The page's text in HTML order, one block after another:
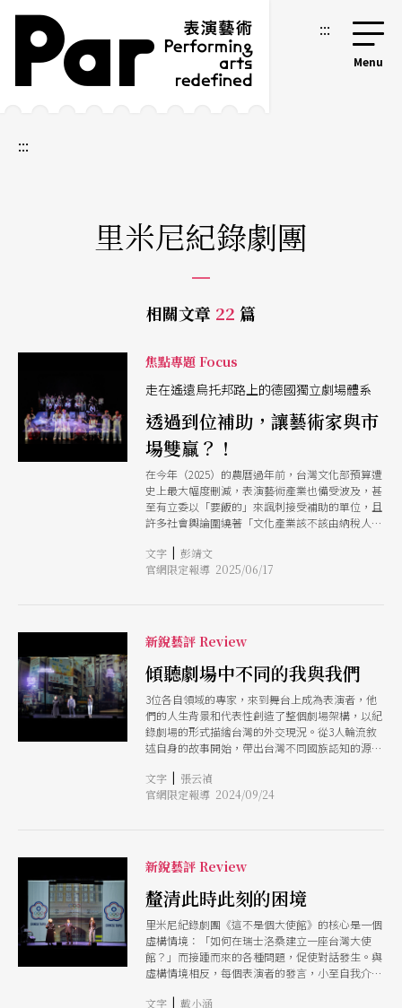
跳到主要內容區塊
網站導覽 :::
:::
里米尼紀錄劇團
相關文章 22 篇
焦點專題 Focus
走在遙遠烏托邦路上的德國獨立劇場體系
透過到位補助，讓藝術家與市
場雙贏？！
在今年（2025）的農曆過年前，台灣文化部預算遭
史上最大幅度刪減，表演藝術產業也備受波及，甚
至有立委以「要飯的」來諷刺接受補助的單位，且
許多社會輿論圍繞著「文化產業該不該由納稅人的
一個充滿烏托邦概念的他山之石，以供台灣讀者參
考。 如果說，這世界上存在一種烏托邦式的劇場
支出總額90%到100%的補助，包括所有人事薪
水。因此，在場館策展或劇團創作時，不需要以
「必須把票賣光才能生存」的不可承受之重壓在肩
上，而是去思考：在這個時刻、這樣的社會政治脈
絡下，什麼才是對一個人、一個體系、一個環境重
要的事情？如果有這樣一個烏托邦，那麼，劇團會
做出什麼樣的作品？場館會端出什麼樣的策展？沒
有商業壓力還會有競爭力嗎？ 上一段描述的種
劇場界（freie Szene）的真實情況。此文將介紹一
種以社會福利為出發點的獨立劇場體系，分析其中
文字 | 彭靖文
官網限定報導 2025/06/17
新銳藝評 Review
傾聽劇場中不同的我與我們
3位各自領域的專家，來到舞台上成為表演者，他
們的人生背景和代表性創造了整個劇場架構，以紀
錄劇場的形式描繪台灣的外交現況。從3人輪流敘
述自身的故事開始，帶出台灣不同國族認知的源起
設立一間大使館，觀看我們可以如何在困境與衝突
中探尋自身價值和共處方式。 由3位專家所帶出的
數位外交協會理事長郭家佑，成長於台灣意識開始
尋思的年代，透過非政府組織的力量推動外交；曾
在國外求學多年的音樂家王思雅，來自帶起台灣風
潮珍珠奶茶的商業世家，在台灣意識與推崇合作的
理念之間拉扯，是想要中華民國還是台灣，抑或是
尚未準備好走向任何一方？ 《這不是個大使館》
已在歐洲幾個城市巡迴，可以想像在台灣和台灣之
外演出時所承載的意義有很大的不同，但有一件事
文字 | 張云禎
官網限定報導 2024/09/24
新銳藝評 Review
釐清此時此刻的困境
里米尼紀錄劇團《這不是個大使館》的核心是一個
虛構情境：「如何在瑞士洛桑建立一座台灣大使
館？」而接踵而來的各種問題，促使對話發生。與
虛構情境相反，每個表演者的發言，小至自我介
中，有3位主要表演者，立場各異，時而合作、妥
文字 | 戴小涵